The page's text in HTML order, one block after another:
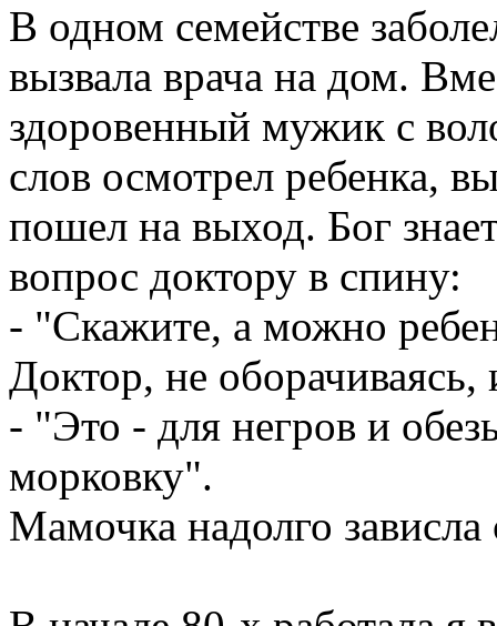
В одном семействе
вызвала врача на дом.
здоровенный мужик с
слов осмотрел ребенка,
пошел на выход. Бог
вопрос доктору в спину:
- "Скажите, а можно
Доктор, не
- "Это - для негров и
морковку".
Мамочка надолго